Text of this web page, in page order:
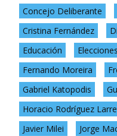
Concejo Deliberante
Cristina Fernández
Educación
Fernando Moreira
Gabriel Katopodis
Horacio Rodríguez
Javier Milei
Jorge